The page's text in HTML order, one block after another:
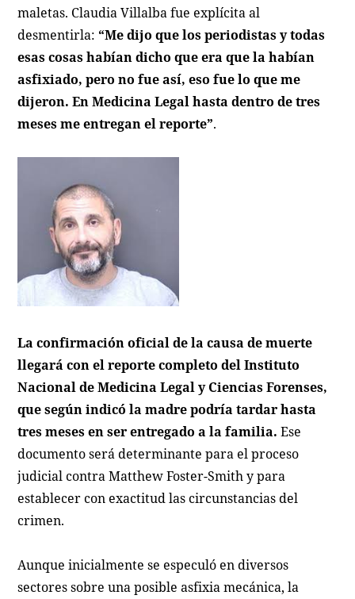
maletas. Claudia Villalba fue explícita al
desmentirla: “Me dijo que los periodistas y todas
esas cosas habían dicho que era que la habían
asfixiado, pero no fue así, eso fue lo que me
dijeron. En Medicina Legal hasta dentro de tres
meses me entregan el reporte”.
La confirmación oficial de la causa de muerte
llegará con el reporte completo del Instituto
Nacional de Medicina Legal y Ciencias Forenses,
que según indicó la madre podría tardar hasta
tres meses en ser entregado a la familia. Ese
documento será determinante para el proceso
judicial contra Matthew Foster-Smith y para
establecer con exactitud las circunstancias del
crimen.
Aunque inicialmente se especuló en diversos
sectores sobre una posible asfixia mecánica, la